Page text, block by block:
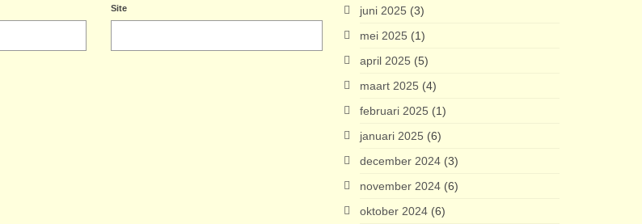
Site
juni 2025 (3)
mei 2025 (1)
april 2025 (5)
maart 2025 (4)
februari 2025 (1)
januari 2025 (6)
december 2024(3)
november 2024(6)
oktober 2024(6)